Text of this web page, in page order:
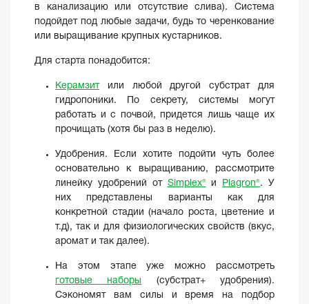
в канализацию или отсутствие слива). Система
подойдет под любые задачи, будь то черенкование
или выращивание крупных кустарников.
Для старта понадобится:
Керамзитили любой другой субстрат для
гидропоники. По секрету, системы могут
работать и с почвой, придется лишь чаще их
прочищать (хотя бы раз в неделю).
Удобрения. Если хотите подойти чуть более
основательно к выращиванию, рассмотрите
линейку удобрений от Simplex®и Plagron®. У
них представлены варианты как для
конкретной стадии (начало роста, цветение и
т.д), так и для физиологических свойств (вкус,
аромат и так далее).
На этом этапе уже можно рассмотреть
готовые наборы
(субстрат+ удобрения).
Сэкономят вам силы и время на подбор